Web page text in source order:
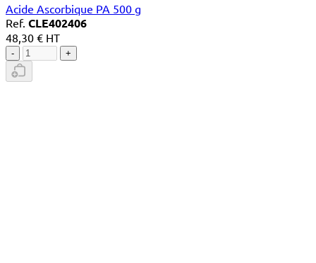
Acide Ascorbique PA 500 g
Ref. CLE402406
48,30 € HT
- +